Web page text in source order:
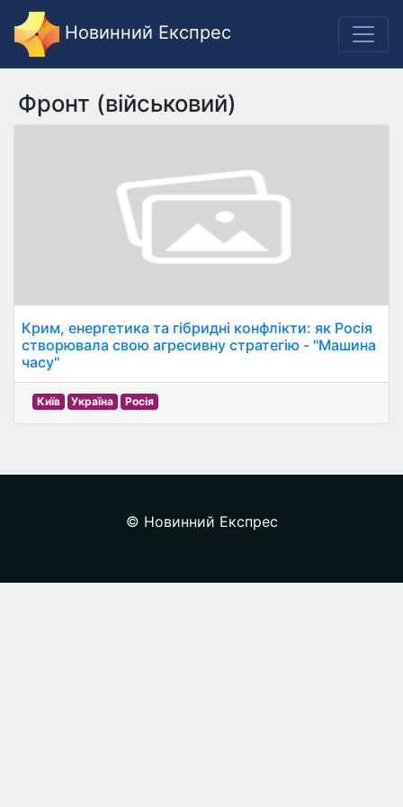
Новинний Експрес
Фронт (військовий)
Крим, енергетика та гібридні конфлікти: як Росія
створювала свою агресивну стратегію - "Машина
часу"
Київ Україна Росія
© Новинний Експрес